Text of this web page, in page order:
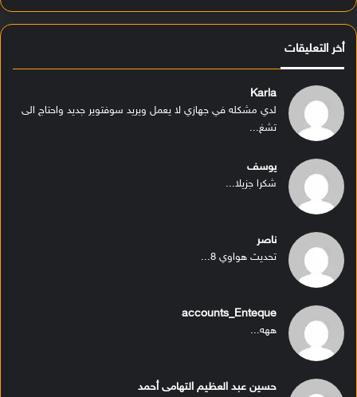
أخر التعليقات
Karla
لدي مشكله في جهازي لا يعمل ويريد سوفتوير جديد واحتاج الى
تشغ...
يوسف
شكرا جزيلا...
ناصر
تحديث هواوي 8...
accounts_Enteque
ههه...
حسين عبد العظيم التهامى أحمد